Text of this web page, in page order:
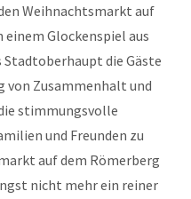
Weihnachtsmarkt auf
Glockenspiel aus
die Gäste
von Zusammenhalt und
stimmungsvolle
und Freunden zu
auf dem Römerberg
nicht mehr ein reiner